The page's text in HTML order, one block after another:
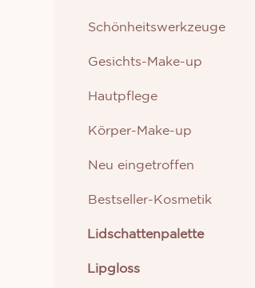
Schönheitswerkzeuge
Gesichts-Make-up
Hautpflege
Körper-Make-up
Neu eingetroffen
Bestseller-Kosmetik
Lidschattenpalette
Lipgloss